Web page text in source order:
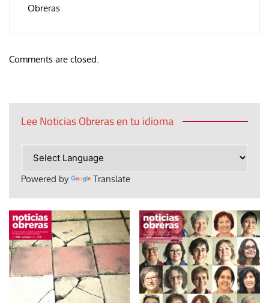
Obreras
Comments are closed.
Lee Noticias Obreras en tu idioma
Powered by Translate